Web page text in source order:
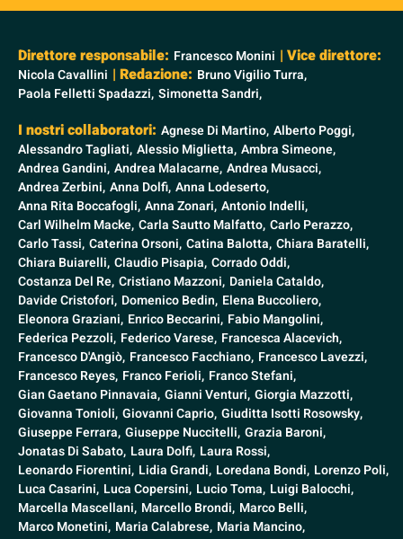
Direttore responsabile: Francesco Monini | Vice direttore:
Nicola Cavallini | Redazione: Bruno Vigilio Turra,
Paola Felletti Spadazzi, Simonetta Sandri,
I nostri collaboratori: Agnese Di Martino, Alberto Poggi,
Alessandro Tagliati, Alessio Miglietta, Ambra Simeone,
Andrea Gandini, Andrea Malacarne, Andrea Musacci,
Andrea Zerbini, Anna Dolfi, Anna Lodeserto,
Anna Rita Boccafogli, Anna Zonari, Antonio Indelli,
Carl Wilhelm Macke, Carla Sautto Malfatto, Carlo Perazzo,
Carlo Tassi, Caterina Orsoni, Catina Balotta, Chiara Baratelli,
Chiara Buiarelli, Claudio Pisapia, Corrado Oddi,
Costanza Del Re, Cristiano Mazzoni, Daniela Cataldo,
Davide Cristofori, Domenico Bedin, Elena Buccoliero,
Eleonora Graziani, Enrico Beccarini, Fabio Mangolini,
Federica Pezzoli, Federico Varese, Francesca Alacevich,
Francesco D'Angiò, Francesco Facchiano, Francesco Lavezzi,
Francesco Reyes, Franco Ferioli, Franco Stefani,
Gian Gaetano Pinnavaia, Gianni Venturi, Giorgia Mazzotti,
Giovanna Tonioli, Giovanni Caprio, Giuditta Isotti Rosowsky,
Giuseppe Ferrara, Giuseppe Nuccitelli, Grazia Baroni,
Jonatas Di Sabato, Laura Dolfi, Laura Rossi,
Leonardo Fiorentini, Lidia Grandi, Loredana Bondi, Lorenzo Poli,
Luca Casarini, Luca Copersini, Lucio Toma, Luigi Balocchi,
Marcella Mascellani, Marcello Brondi, Marco Belli,
Marco Monetini, Maria Calabrese, Maria Mancino,